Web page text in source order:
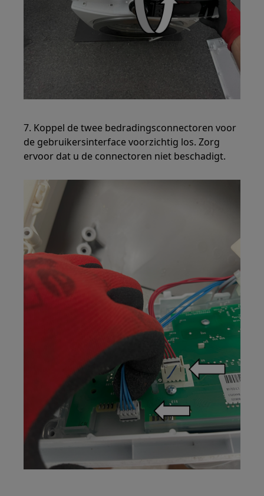
7. Koppel de twee bedradingsconnectoren voor
de gebruikersinterface voorzichtig los. Zorg
ervoor dat u de connectoren niet beschadigt.